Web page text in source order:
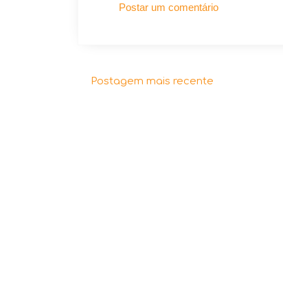
Postar um comentário
Postagem mais recente